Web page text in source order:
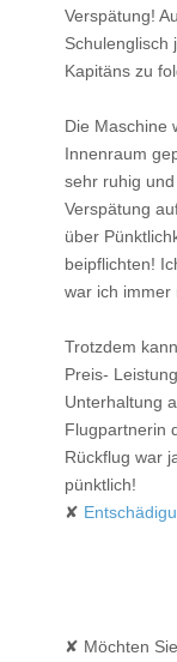
Verspätung!
Schulenglisch
Kapitäns zu
Die Maschine
Innenraum
sehr ruhig
Verspätung
über
beipflichten!
war ich immer
Trotzdem
Preis-
Unterhaltung
Flugpartnerin
Rückflug war
pünktlich!
✘
✘ Möchten